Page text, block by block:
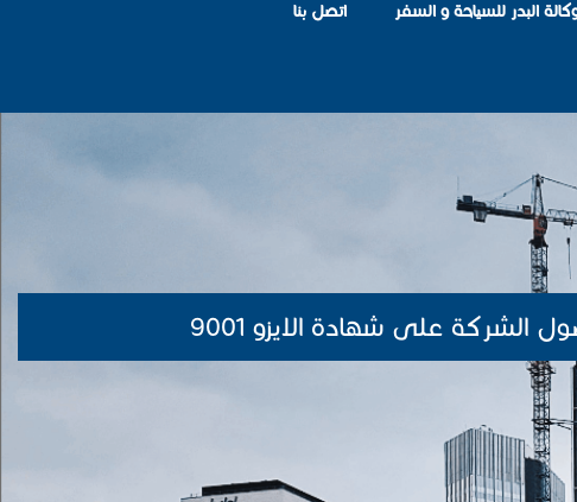
البدر للسياحة و السفر اتصل بنا
الشركة على شهادة الايزو 9001